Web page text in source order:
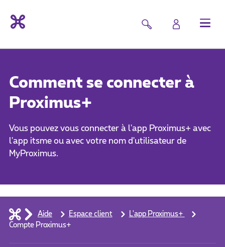
Comment se connecter à
Proximus+
Vous pouvez vous connecter à l'app Proximus+ avec
l'app itsme ou avec votre nom d'utilisateur de
MyProximus.
Aide Espace client
L'app Proximus+
Compte Proximus+